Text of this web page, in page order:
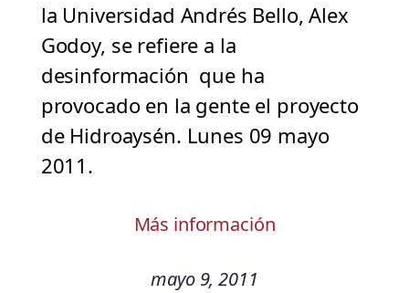
la Universidad Andrés Bello, Alex
Godoy, se refiere a la
desinformación que ha
provocado en la gente el proyecto
de Hidroaysén. Lunes 09 mayo
2011.
Más información
mayo 9, 2011